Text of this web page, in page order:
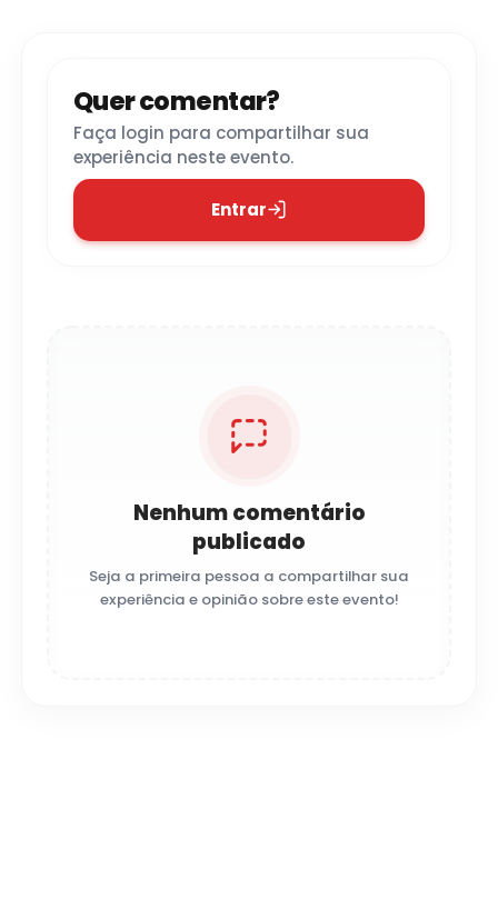
Quer comentar?
Faça login para compartilhar sua
experiência neste evento.
Entrar
Nenhum comentário
publicado
Seja a primeira pessoa a compartilhar sua
experiência e opinião sobre este evento!